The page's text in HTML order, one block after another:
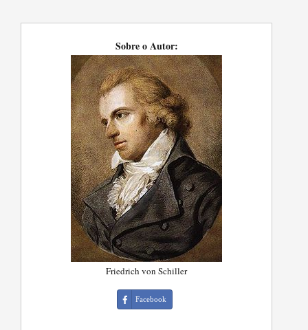
Sobre o Autor:
Friedrich von Schiller
Facebook